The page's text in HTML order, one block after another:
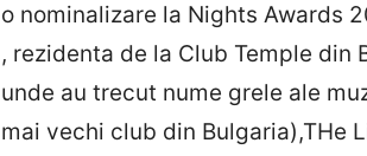
o nominalizare la Nights Awards
, rezidenta de la Club Temple
unde au trecut nume grele ale
mai vechi club din Bulgaria),THe